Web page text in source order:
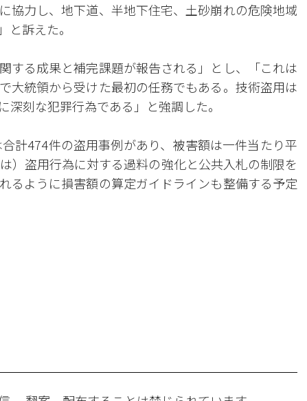
協力し、地下道、半地下住宅、土砂崩れの危険地域
訴えた。
する成果と補完課題が報告される」とし、「これは
大統領から受けた最初の任務でもある。技術盗用は
刻な犯罪行為である」と強調した。
計474件の盗用事例があり、被害額は一件当たり平
）盗用行為に対する過料の強化と公共入札の制限を
るように損害額の算定ガイドラインも整備する予定